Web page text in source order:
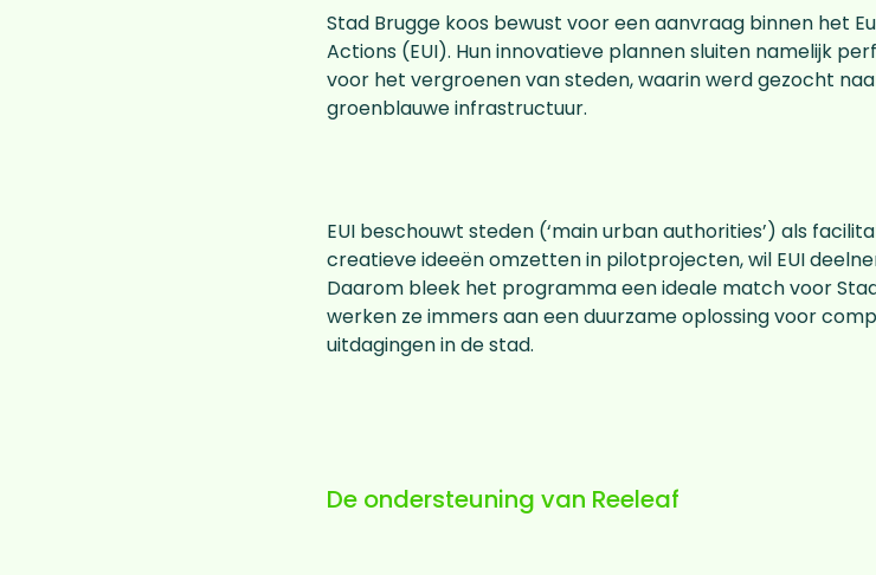
Stad Brugge koos bewust voor een aanvraag binnen het
Actions (EUI). Hun innovatieve plannen sluiten namelijk
voor het vergroenen van steden, waarin werd gezocht
groenblauwe infrastructuur.
EUI beschouwt steden (‘main urban authorities’) als
creatieve ideeën omzetten in pilotprojecten, wil EUI
Daarom bleek het programma een ideale match voor
werken ze immers aan een duurzame oplossing voor
uitdagingen in de stad.
De ondersteuning van Reeleaf